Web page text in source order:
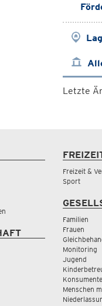
Letzte
Freizeit &
Sport
Familien
Frauen
Monitoring
Jugend
Menschen